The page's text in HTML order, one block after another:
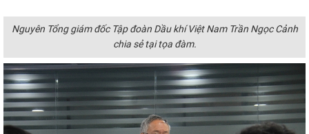
Nguyên Tổng giám đốc Tập đoàn Dầu khí Việt Nam Trần Ngọc Cảnh
chia sẻ tại tọa đàm.